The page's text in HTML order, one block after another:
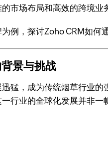
市场布局和高效的跨境业
例，探讨Zoho CRM如何
景与挑战
猛，成为传统烟草行业
行业的全球化发展并非一